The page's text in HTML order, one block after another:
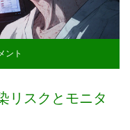
ント
リスクとモニタ